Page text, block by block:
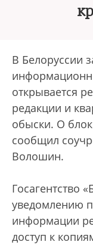
В Белоруссии
открывается
редакции и
обыски. О
сообщил
Волошин.
Госагентство
уведомлению
информации
доступ к